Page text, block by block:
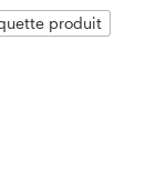
produit